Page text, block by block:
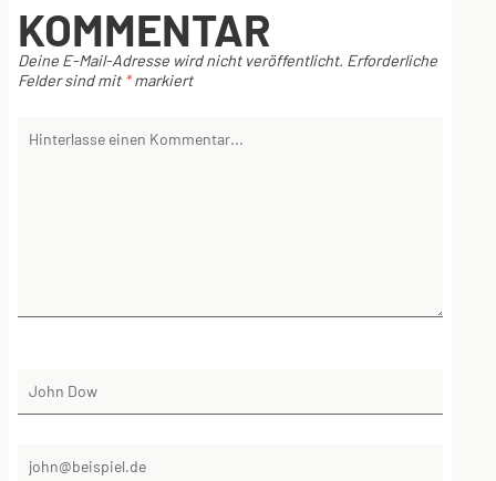
KOMMENTAR
Deine E-Mail-Adresse wird nicht veröffentlicht. Erforderliche
Felder sind mit *markiert